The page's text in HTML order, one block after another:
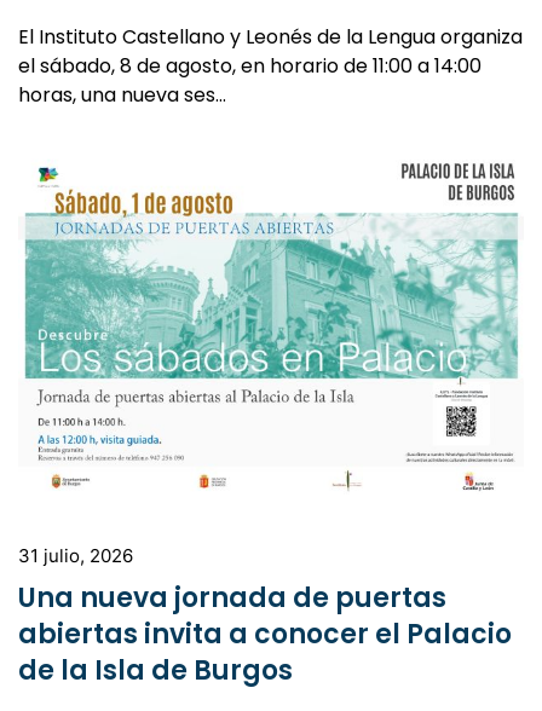
El Instituto Castellano y Leonés de la Lengua organiza
el sábado, 8 de agosto, en horario de 11:00 a 14:00
horas, una nueva ses…
31 julio, 2026
Una nueva jornada de puertas
abiertas invita a conocer el Palacio
de la Isla de Burgos